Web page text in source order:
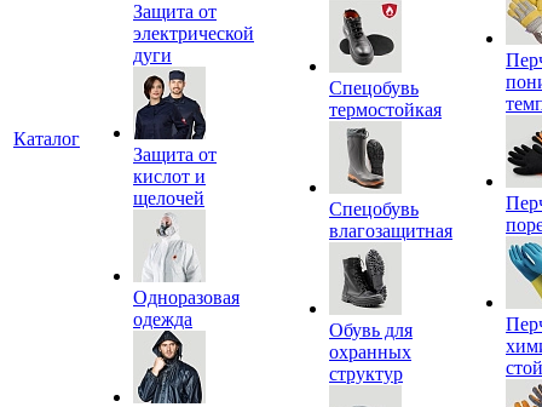
Каталог
Защита от
электрической
дуги
Защита от
кислот и
щелочей
Одноразовая
одежда
Спецобувь
термостойкая
Спецобувь
влагозащитная
Обувь для
охранных
структур